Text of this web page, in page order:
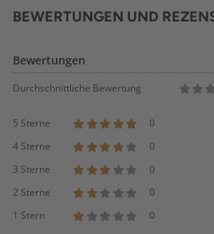
BEWERTUNGEN UND
Bewertungen
Durchschnittliche Bewertung
5 Sterne
0
4 Sterne
0
3 Sterne
0
2 Sterne
0
1 Stern
0